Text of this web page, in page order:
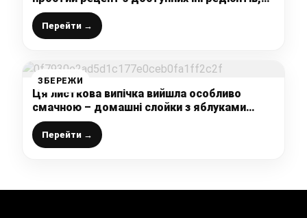
ідеально в літню спеку
Перейти →
ЗБЕРЕЖИ
Ця листкова випічка вийшла особливо
смачною – домашні слойки з яблуками
лише із 3 інгредієнтів, які завжди
знайдуться під рукою
Перейти →